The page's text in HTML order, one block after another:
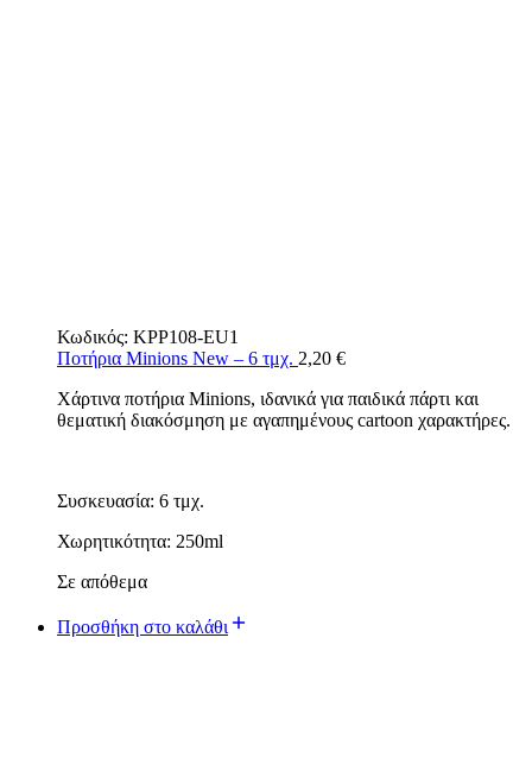
Κωδικός: KPP108-EU1
Ποτήρια Minions New – 6 τμχ. 2,20 €
Χάρτινα ποτήρια Minions, ιδανικά για παιδικά πάρτι και
θεματική διακόσμηση με αγαπημένους cartoon χαρακτήρες.
Συσκευασία: 6 τμχ.
Χωρητικότητα: 250ml
Σε απόθεμα
Προσθήκη στο καλάθι